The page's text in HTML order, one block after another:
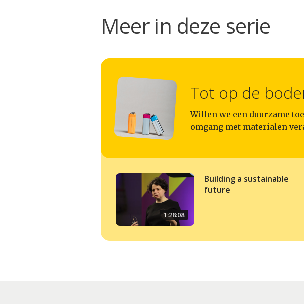
Meer in deze serie
Tot op de
Willen we een duurzame
omgang met materialen
1:28:08
Building a sustainable
future